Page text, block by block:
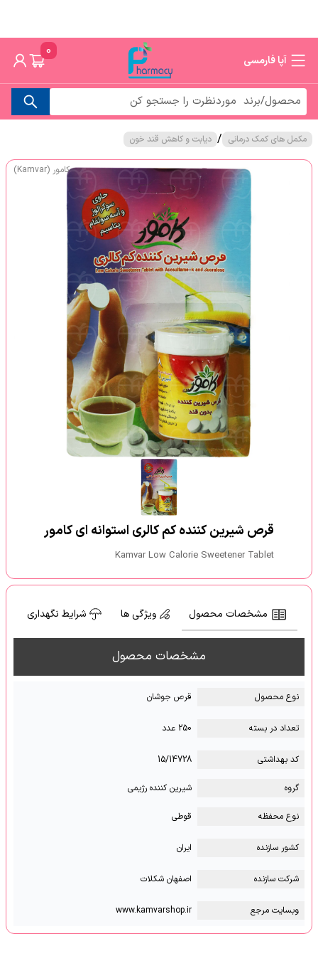
آپا فارمسی
0
مکمل های کمک درمانی / دیابت و کاهش قند خون
کامور (Kamvar)
قرص شیرین کننده کم کالری استوانه ای کامور
Kamvar Low Calorie Sweetener Tablet
مشخصات محصول ویژگی ها شرایط نگهداری
مشخصات محصول
نوع محصول قرص جوشان
تعداد در بسته 250 عدد
کد بهداشتی 15/14728
گروه شیرین کننده رژیمی
نوع محفظه قوطی
کشور سازنده ایران
شرکت سازنده اصفهان شکلات
وبسایت مرجع www.kamvarshop.ir